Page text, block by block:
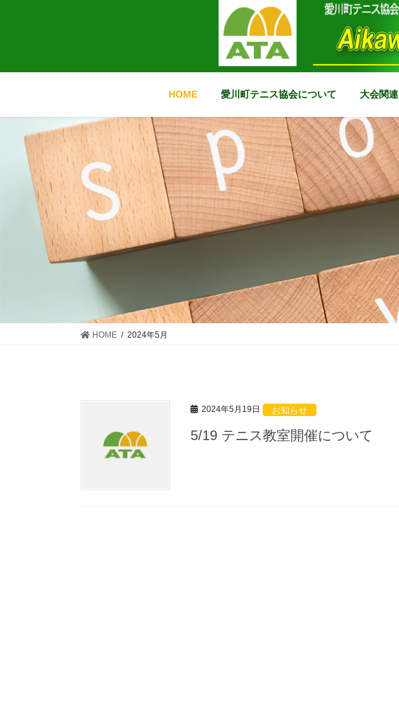
ツ
シ
HOME 愛川町テニス協会について 大会関連
HOME 2024年5月
2024年5月19日 お知らせ
5/19 テニス教室開催について